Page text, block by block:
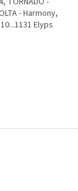
- Harmony,
Elyps